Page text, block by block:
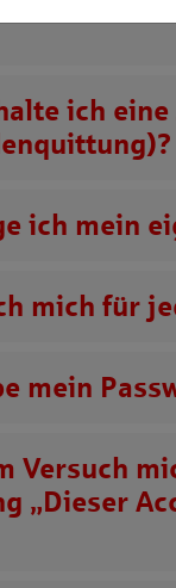
ich
ich mein
mich für
mein
Versuch
„Dieser